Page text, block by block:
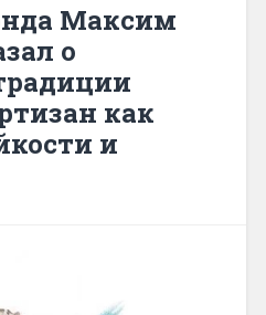
Максим
о
как
и